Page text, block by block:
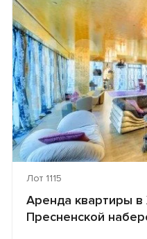
Лот 1115
Аренда квартиры
Пресненской